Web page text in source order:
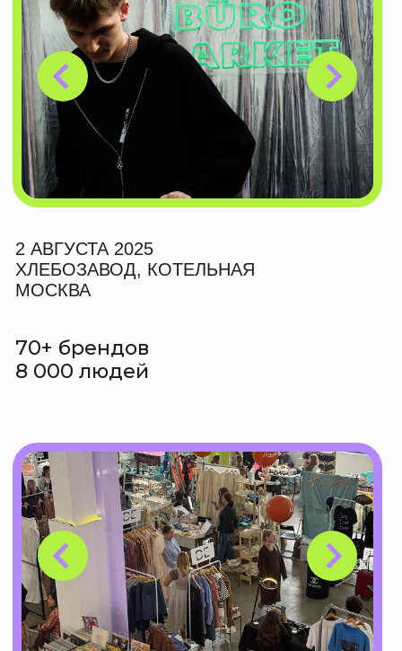
12 – 13 АВГУСТА 2023 ПЛОЩАДКА
«СОЛНЦЕ МОСКВЫ»
МОСКВА
20 НОЯБРЯ 2022
ПРОСТРАНСТВО «ПОЛЕ»
МОСКВА
40+ брендов